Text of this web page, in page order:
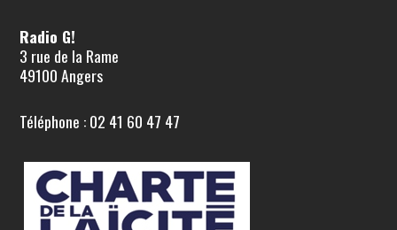
Radio G!
3 rue de la Rame
49100 Angers
Téléphone : 02 41 60 47 47